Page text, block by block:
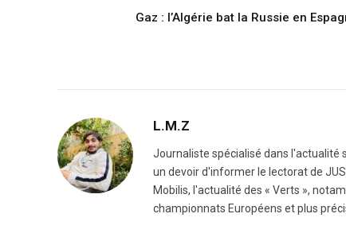
Gaz : l’Algérie bat la Russie en
L.M.Z
Journaliste spécialisé dans l'actualité
un devoir d'informer le lectorat de
Mobilis, l'actualité des « Verts »,
championnats Européens et plus